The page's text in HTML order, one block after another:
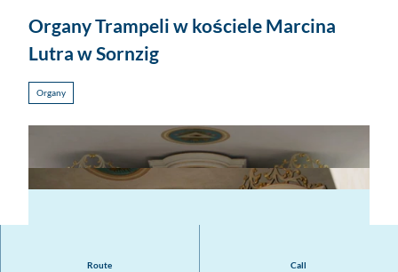
Organy Trampeli w kościele Marcina
Lutra w Sornzig
Organy
Route Call
W 1810 roku organy Trampeli zostały poświęcone wraz z